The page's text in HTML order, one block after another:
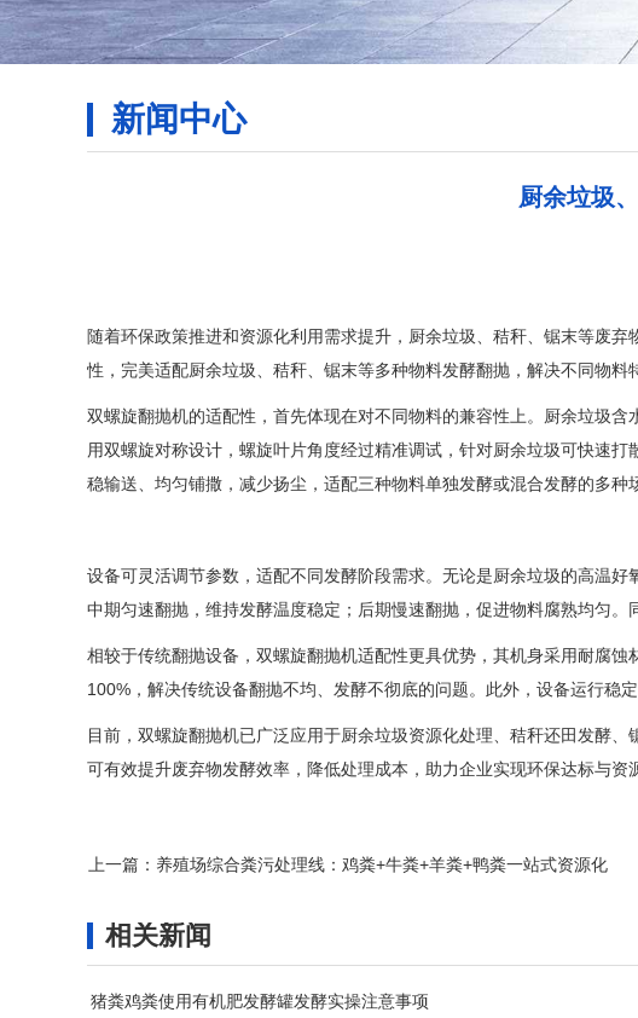
新闻中心
厨余垃圾
随着环保政策推进和资源化利用需求提升，厨余垃圾、秸秆、锯末等废
性，完美适配厨余垃圾、秸秆、锯末等多种物料发酵翻抛，解决不同物料
双螺旋翻抛机的适配性，首先体现在对不同物料的兼容性上。厨余垃圾
用双螺旋对称设计，螺旋叶片角度经过精准调试，针对厨余垃圾可快速
稳输送、均匀铺撒，减少扬尘，适配三种物料单独发酵或混合发酵的多种
设备可灵活调节参数，适配不同发酵阶段需求。无论是厨余垃圾的高温
中期匀速翻抛，维持发酵温度稳定；后期慢速翻抛，促进物料腐熟均匀
相较于传统翻抛设备，双螺旋翻抛机适配性更具优势，其机身采用耐腐
100%，解决传统设备翻抛不均、发酵不彻底的问题。此外，设备运行稳
目前，双螺旋翻抛机已广泛应用于厨余垃圾资源化处理、秸秆还田发酵
可有效提升废弃物发酵效率，降低处理成本，助力企业实现环保达标与资
上一篇： 养殖场综合粪污处理线：鸡粪+牛粪+羊粪+鸭粪一站式资源化
相关新闻
猪粪鸡粪使用有机肥发酵罐发酵实操注意事项